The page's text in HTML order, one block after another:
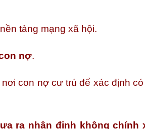
tảng mạng xã hội.
nợ.
nơi con nợ cư trú để xác định
ra nhận định không chính